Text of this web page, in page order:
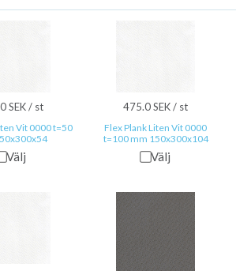
SEK / st
Vit 0000 t=50
Välj
475.0 SEK / st
Flex Plank Liten Vit 0000
t=100 mm 150x300x104
Välj